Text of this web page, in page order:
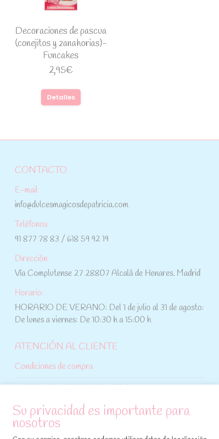
Decoraciones de pascua
(conejitos y zanahorias)-
Funcakes
2,95€
Detalles
CONTACTO
E-mail
info@dulcesmagicosdepatricia.com
Teléfonos
91 877 78 83 / 618 59 92 19
Dirección
Vía Complutense 27 28807 Alcalá de Henares. Madrid
Horario:
HORARIO DE VERANO: Del 1 de julio al 31 de agosto:
De lunes a viernes: De 10:30 h a 15:00 h
ATENCIÓN AL CLIENTE
Condiciones de compra
Política de cookies
Su privacidad es importante para
nosotros